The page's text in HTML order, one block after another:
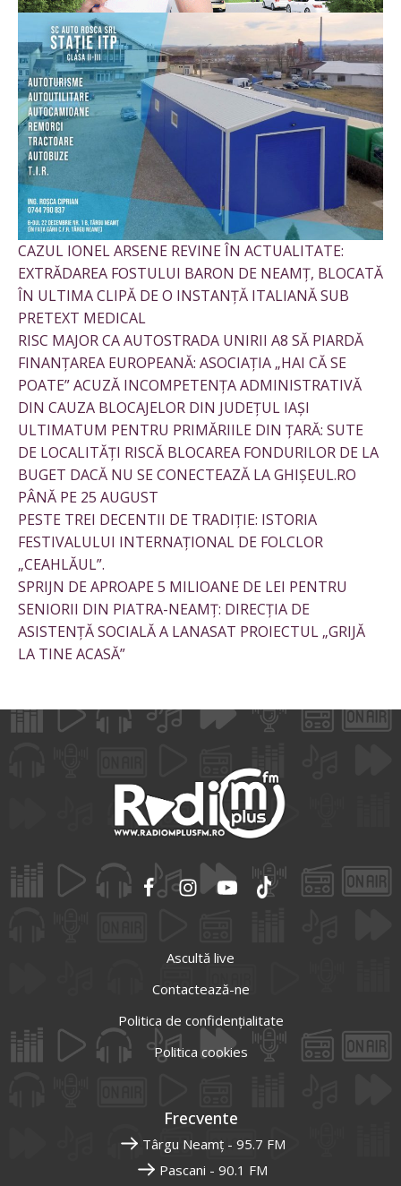
CAZUL IONEL ARSENE REVINE ÎN ACTUALITATE:
EXTRĂDAREA FOSTULUI BARON DE NEAMȚ, BLOCATĂ
ÎN ULTIMA CLIPĂ DE O INSTANȚĂ ITALIANĂ SUB
PRETEXT MEDICAL
RISC MAJOR CA AUTOSTRADA UNIRII A8 SĂ PIARDĂ
FINANȚAREA EUROPEANĂ: ASOCIAȚIA „HAI CĂ SE
POATE” ACUZĂ INCOMPETENȚA ADMINISTRATIVĂ
DIN CAUZA BLOCAJELOR DIN JUDEȚUL IAȘI
ULTIMATUM PENTRU PRIMĂRIILE DIN ȚARĂ: SUTE
DE LOCALITĂȚI RISCĂ BLOCAREA FONDURILOR DE LA
BUGET DACĂ NU SE CONECTEAZĂ LA GHIȘEUL.RO
PÂNĂ PE 25 AUGUST
PESTE TREI DECENTII DE TRADIȚIE: ISTORIA
FESTIVALULUI INTERNAȚIONAL DE FOLCLOR
„CEAHLĂUL”.
SPRIJN DE APROAPE 5 MILIOANE DE LEI PENTRU
SENIORII DIN PIATRA-NEAMȚ: DIRECȚIA DE
ASISTENȚĂ SOCIALĂ A LANASAT PROIECTUL „GRIJĂ
LA TINE ACASĂ”
Ascultă live
Contactează-ne
Politica de confidențialitate
Politica cookies
Frecvente
Târgu Neamț - 95.7 FM
Pascani - 90.1 FM